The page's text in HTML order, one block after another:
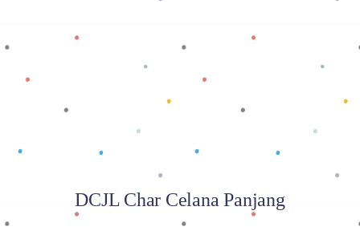
Baca selengkapnya
DCJL Char Celana Panjang